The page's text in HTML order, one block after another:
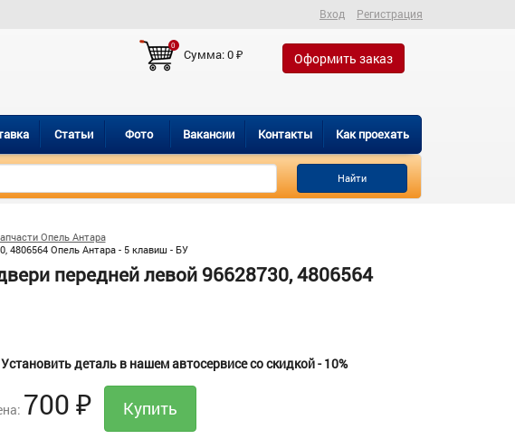
Вход Регистрация
0
Сумма:0₽ Оформить заказ
Статьи Фото Вакансии Контакты Как проехать
Найти
Опель Антара
4806564 Опель Антара - 5 клавиш - БУ
передней левой 96628730, 4806564
Установить деталь в нашем автосервисе со скидкой - 10%
700₽